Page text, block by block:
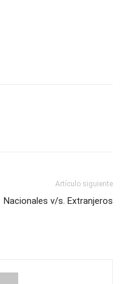
Artículo siguiente
Nacionales v/s. Extranjeros